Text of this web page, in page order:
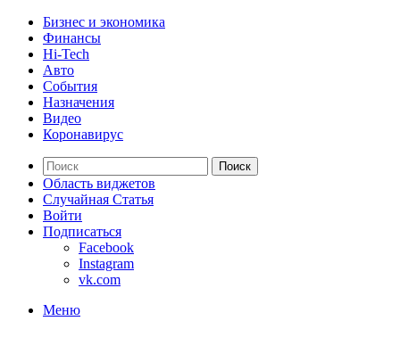
Бизнес и экономика
Финансы
Hi-Tech
Авто
События
Назначения
Видео
Коронавирус
Поиск
Область виджетов
Случайная Статья
Войти
Подписаться
Facebook
Instagram
vk.com
Меню